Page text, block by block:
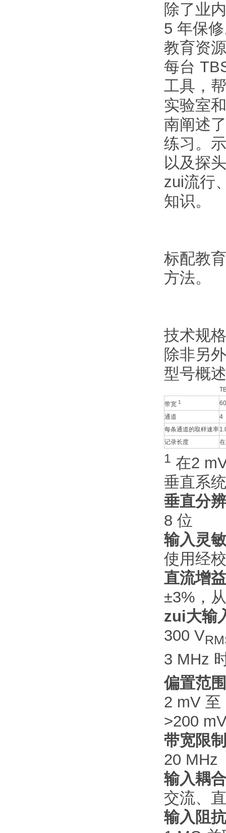
除了业
5 年保
教育资源
每台
工具，
实验室
南阐述
练习。
以及探
zui流行
知识。
标配教
方法。
技术规格
除非另
型号概述
带宽 1
通道
4
每条通道的取样速率
记录长度
1 在2
垂直系
垂直分
8 位
输入灵
使用经
直流增
±3%，
zui大输
300 V
3 MHz
偏置范围
2 mV 至
>200
带宽限制
20 MHz
输入耦合
交流、
输入阻抗